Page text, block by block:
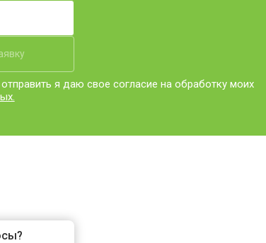
я даю свое согласие на обработку моих